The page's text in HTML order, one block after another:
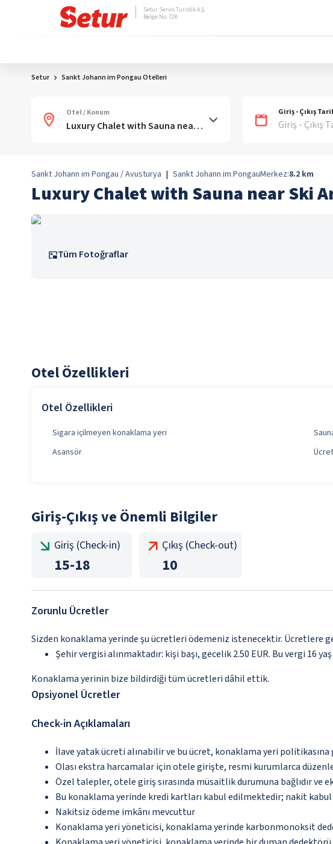
Setur Servis Turistik A.Ş.
Belge No: 728
Setur Sankt Johann im Pongau Otelleri
Otel / Konum Giriş - Çıkış
Giriş - Çıkış
Sankt Johann im Pongau / Avusturya | Sankt Johann im PongauMerkez:8.2 km
Luxury Chalet with Sauna near Ski
Tüm Fotoğraflar
Otel Özellikleri
Otel Özellikleri
Sigara içilmeyen konaklama yeri
Asansör
Giriş-Çıkış ve Önemli Bilgiler
Giriş (Check-in)
15-18
Çıkış (Check-out)
10
Zorunlu Ücretler
Sizden konaklama yerinde şu ücretleri ödemeniz istenecektir. Ücretlere
Şehir vergisi alınmaktadır: kişi başı, gecelik 2.50 EUR. Bu vergi 16
Konaklama yerinin bize bildirdiği tüm ücretleri dâhil ettik.
Opsiyonel Ücretler
Check-in Açıklamaları
İlave yatak ücreti alınabilir ve bu ücret, konaklama yeri
Olası ekstra harcamalar için otele girişte, resmi kurumlarca
Özel talepler, otele giriş sırasında müsaitlik durumuna bağlıdır
Bu konaklama yerinde kredi kartları kabul edilmektedir; nakit
Nakitsiz ödeme imkânı mevcuttur
Konaklama yeri yöneticisi, konaklama yerinde karbonmonoksit